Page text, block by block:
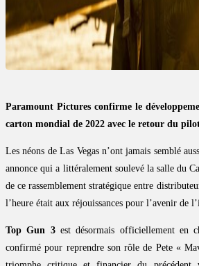
Paramount Pictures confirme le
carton mondial de 2022 avec le retour du
Les néons de Las Vegas n’ont jamais semblé
annonce qui a littéralement soulevé la salle du
de ce rassemblement stratégique entre
l’heure était aux réjouissances pour l’avenir de
Top Gun 3est désormais officiellement en
confirmé pour reprendre son rôle de Pete «